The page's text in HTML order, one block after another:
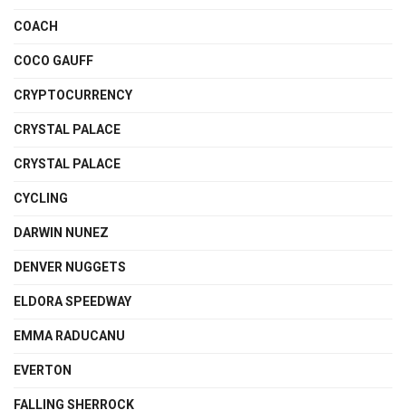
COACH
COCO GAUFF
CRYPTOCURRENCY
CRYSTAL PALACE
CRYSTAL PALACE
CYCLING
DARWIN NUNEZ
DENVER NUGGETS
ELDORA SPEEDWAY
EMMA RADUCANU
EVERTON
FALLING SHERROCK